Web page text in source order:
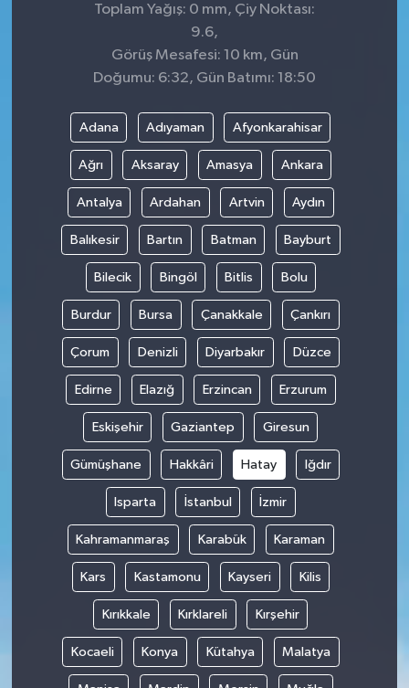
Toplam Yağış: 0 mm, Çiy Noktası:
9.6,
Görüş Mesafesi: 10 km, Gün
Doğumu: 6:32, Gün Batımı: 18:50
Adana Adıyaman Afyonkarahisar
Ağrı Aksaray Amasya Ankara
Antalya Ardahan Artvin Aydın
Balıkesir Bartın Batman Bayburt
Bilecik Bingöl Bitlis Bolu
Burdur Bursa Çanakkale Çankırı
Çorum Denizli Diyarbakır Düzce
Edirne Elazığ Erzincan Erzurum
Eskişehir Gaziantep Giresun
Gümüşhane Hakkâri Hatay Iğdır
Isparta İstanbul İzmir
Kahramanmaraş Karabük Karaman
Kars Kastamonu Kayseri Kilis
Kırıkkale Kırklareli Kırşehir
Kocaeli Konya Kütahya Malatya